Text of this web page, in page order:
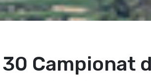
30 Campionat